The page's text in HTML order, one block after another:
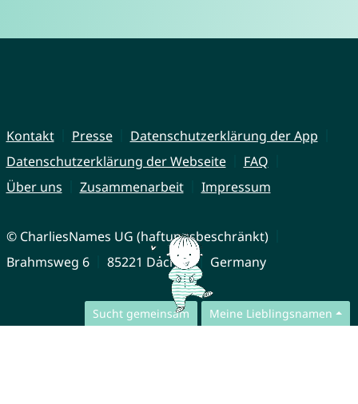
Sucht gemeinsam Meine Lieblingsnamen
Kontakt Presse
Datenschutzerklärung der App
Datenschutzerklärung der Webseite
FAQ
Über uns
Zusammenarbeit Impressum
© CharliesNames UG (haftungsbeschränkt)
Brahmsweg 6
85221 Dachau Germany